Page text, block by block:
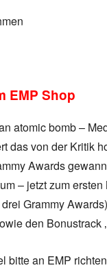
EMP Shop
atomic bomb –
das von der Kritik
Awards
– jetzt zum
Grammy
den Bonustrack
bitte an EMP